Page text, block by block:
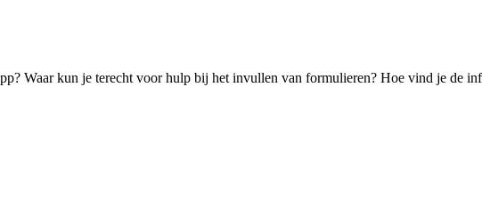
Waar kun je terecht voor hulp bij het invullen van formulieren? Hoe vind je de